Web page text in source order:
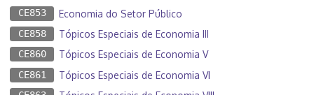
CE853 Economia do Setor Público
CE858 Tópicos Especiais de Economia III
CE860 Tópicos Especiais de Economia V
CE861 Tópicos Especiais de Economia VI